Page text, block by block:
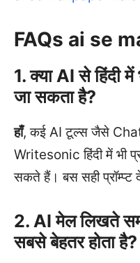
FAQs ai se
1. क्या AI से हिंदी
जा सकता है?
हाँ, कई AI टूल्स जैसे
Writesonic हिंदी में भी
सकते हैं। बस सही प्रॉम्प्ट
2. AI मेल लिखते
सबसे बेहतर होता है?